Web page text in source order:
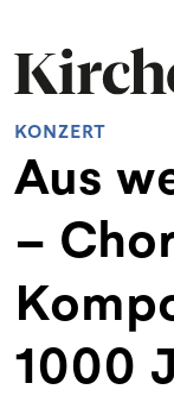
KONZERT
Aus
–
1000